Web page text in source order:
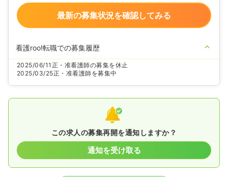
最新の募集状況を確認してみる
看護roo!転職での募集履歴
2025/06/11 正・准看護師の募集を休止
2025/03/25正・准看護師を募集中
この求人の募集再開を通知しますか？
通知を受け取る